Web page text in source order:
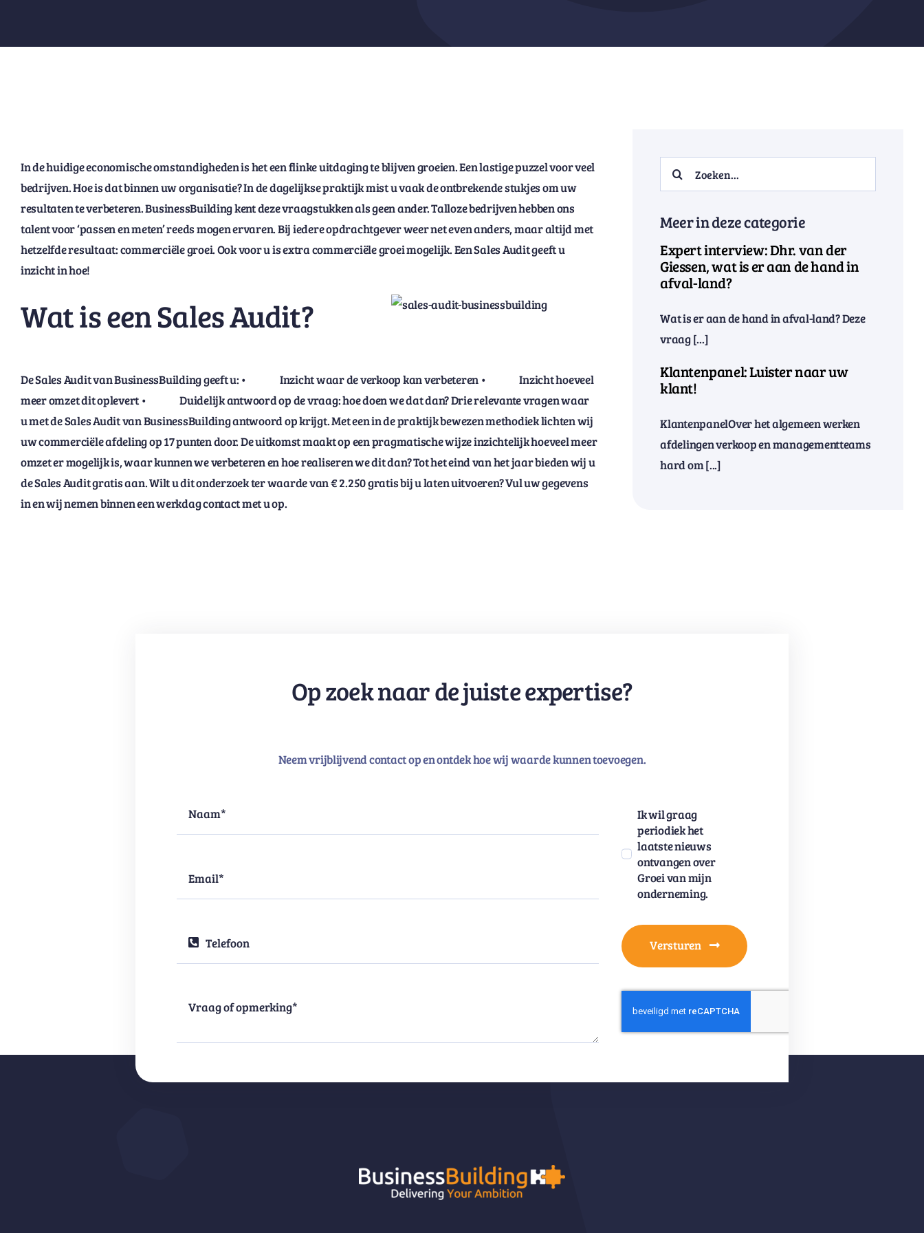
In de huidige economische omstandigheden is het een flinke uitdaging te blijven groeien. Een lastige puzzel voor veel
bedrijven. Hoe is dat binnen uw organisatie? In de dagelijkse praktijk mist u vaak de ontbrekende stukjes om uw
resultaten te verbeteren. BusinessBuilding kent deze vraagstukken als geen ander. Talloze bedrijven hebben ons
talent voor ‘passen en meten’ reeds mogen ervaren. Bij iedere opdrachtgever weer net even anders, maar altijd met
hetzelfde resultaat: commerciële groei. Ook voor u is extra commerciële groei mogelijk. Een Sales Audit geeft u
inzicht in hoe!
Wat is een Sales Audit?
De Sales Audit van BusinessBuilding geeft u: • Inzicht waar de verkoop kan verbeteren • Inzicht hoeveel
meer omzet dit oplevert • Duidelijk antwoord op de vraag: hoe doen we dat dan? Drie relevante vragen waar
u met de Sales Audit van BusinessBuilding antwoord op krijgt. Met een in de praktijk bewezen methodiek lichten wij
uw commerciële afdeling op 17 punten door. De uitkomst maakt op een pragmatische wijze inzichtelijk hoeveel meer
omzet er mogelijk is, waar kunnen we verbeteren en hoe realiseren we dit dan? Tot het eind van het jaar bieden wij u
de Sales Audit gratis aan. Wilt u dit onderzoek ter waarde van € 2.250 gratis bij u laten uitvoeren? Vul uw gegevens
in en wij nemen binnen een werkdag contact met u op.
Search
for:
Meer in deze categorie
Expert interview: Dhr. van der
Giessen, wat is er aan de hand in
afval-land?
Wat is er aan de hand in afval-land? Deze
vraag [...]
Klantenpanel: Luister naar uw
klant!
KlantenpanelOver het algemeen werken
afdelingen verkoop en managementteams
hard om [...]
Op zoek naar de juiste expertise?
Neem vrijblijvend contact op en ontdek hoe wij waarde kunnen toevoegen.
Ik wil graag
periodiek het
laatste nieuws
ontvangen over
Groei van mijn
onderneming.
Versturen